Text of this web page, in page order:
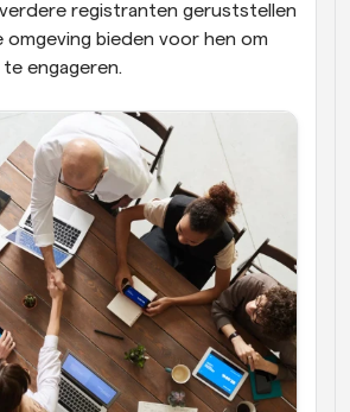
verdere registranten geruststellen
omgeving bieden voor hen om
engageren.